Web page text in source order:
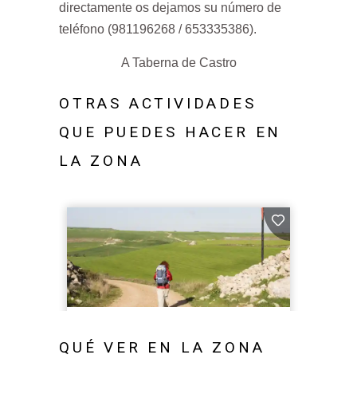
directamente os dejamos su número de
teléfono (981196268 / 653335386).
A Taberna de Castro
OTRAS ACTIVIDADES
QUE PUEDES HACER EN
LA ZONA
QUÉ VER EN LA ZONA